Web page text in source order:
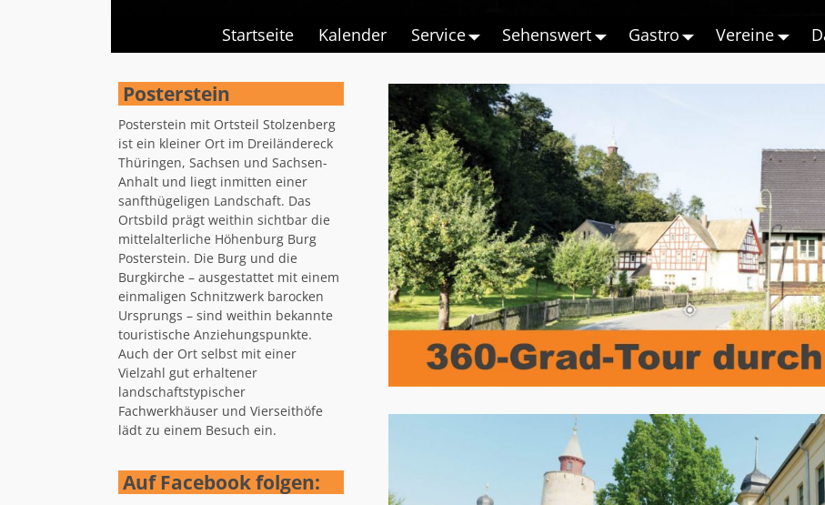
Startseite Kalender Service Sehenswert Gastro Vereine
Posterstein
Posterstein mit Ortsteil Stolzenberg
ist ein kleiner Ort im Dreiländereck
Thüringen, Sachsen und Sachsen-
Anhalt und liegt inmitten einer
sanfthügeligen Landschaft. Das
Ortsbild prägt weithin sichtbar die
mittelalterliche Höhenburg Burg
Posterstein. Die Burg und die
Burgkirche – ausgestattet mit einem
einmaligen Schnitzwerk barocken
Ursprungs – sind weithin bekannte
touristische Anziehungspunkte.
Auch der Ort selbst mit einer
Vielzahl gut erhaltener
landschaftstypischer
Fachwerkhäuser und Vierseithöfe
lädt zu einem Besuch ein.
Auf Facebook folgen: